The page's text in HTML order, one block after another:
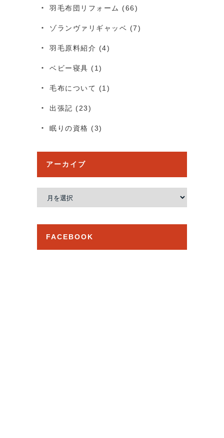
羽毛布団リフォーム (66)
ゾランヴァリギャッベ (7)
羽毛原料紹介 (4)
ベビー寝具 (1)
毛布について (1)
出張記 (23)
眠りの資格 (3)
アーカイブ
ー
FACEBOOK